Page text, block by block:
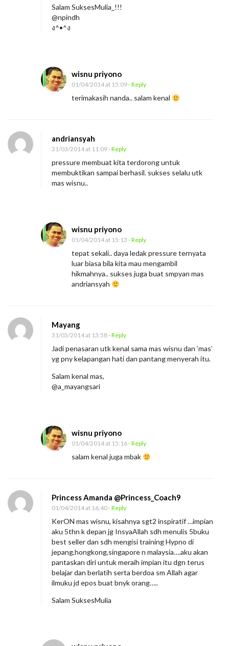
e
l
i
d
p
n
Salam SuksesMulia_!!!
@npindh
ง^•^ง
wisnu priyono
01/04/2014 at 15:09- Reply
terimakasih nanda.. salam kenal
andriansyah
31/03/2014 at 11:09- Reply
pressure membuat kita terdorong untuk
membuktikan sampai berhasil. sukses selalu utk
mas wisnu..
wisnu priyono
01/04/2014 at 15:13 - Reply
tepat sekali.. daya ledak pressure ternyata
luar biasa bila kita mau mengambil
hikmahnya.. sukses juga buat smpyan mas
andriansyah
Mayang
31/03/2014 at 13:58- Reply
Jadi penasaran utk kenal sama mas wisnu dan ‘mas’
yg pny kelapangan hati dan pantang menyerah itu.
Salam kenal mas,
@a_mayangsari
wisnu priyono
01/04/2014 at 15:16- Reply
salam kenal juga mbak
Princess Amanda @Princess_Coach9
01/04/2014 at 16:40- Reply
KerON mas wisnu, kisahnya sgt2 inspiratif …impian
aku 5thn k depan jg InsyaAllah sdh menulis 5buku
best seller dan sdh mengisi training Hypno di
jepang,hongkong,singapore n malaysia….aku akan
pantaskan diri untuk meraih impian itu dgn terus
belajar dan berlatih serta berdoa sm Allah agar
ilmuku jd epos buat bnyk orang…..
Salam SuksesMulia